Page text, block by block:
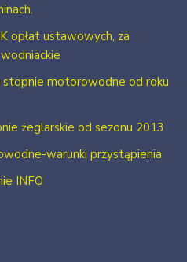
opłat ustawowych, za
motorowodne od roku
żeglarskie od sezonu 2013
warunki przystąpienia
INFO